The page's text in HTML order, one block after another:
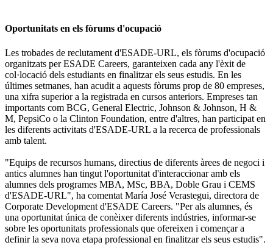
Oportunitats en els fòrums d'ocupació
Les trobades de reclutament d'ESADE-URL, els fòrums d'ocupació
organitzats per ESADE Careers, garanteixen cada any l'èxit de
col·locació dels estudiants en finalitzar els seus estudis. En les
últimes setmanes, han acudit a aquests fòrums prop de 80 empreses,
una xifra superior a la registrada en cursos anteriors. Empreses tan
importants com BCG, General Electric, Johnson & Johnson, H &
M, PepsiCo o la Clinton Foundation, entre d'altres, han participat en
les diferents activitats d'ESADE-URL a la recerca de professionals
amb talent.
"Equips de recursos humans, directius de diferents àrees de negoci i
antics alumnes han tingut l'oportunitat d'interaccionar amb els
alumnes dels programes MBA, MSc, BBA, Doble Grau i CEMS
d'ESADE-URL", ha comentat María José Verastegui, directora de
Corporate Development d'ESADE Careers. "Per als alumnes, és
una oportunitat única de conèixer diferents indústries, informar-se
sobre les oportunitats professionals que ofereixen i començar a
definir la seva nova etapa professional en finalitzar els seus estudis".